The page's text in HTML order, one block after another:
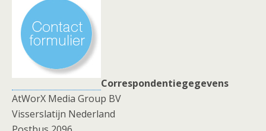
Correspondentiegegevens
AtWorX Media Group BV
Visserslatijn Nederland